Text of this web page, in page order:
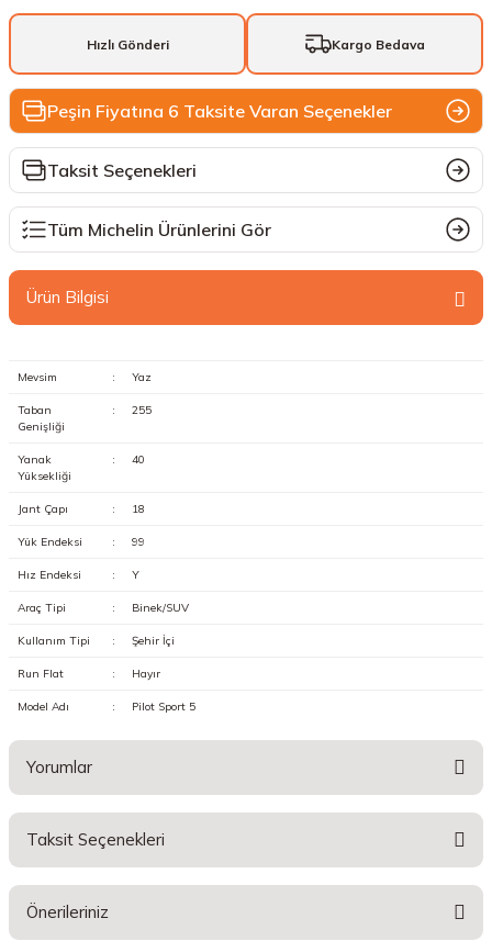
Hızlı Gönderi Kargo Bedava
Peşin Fiyatına 6 Taksite Varan Seçenekler
Taksit Seçenekleri
Tüm Michelin Ürünlerini Gör
Ürün Bilgisi
Mevsim : Yaz
Taban
Genişliği
: 255
Yanak
Yüksekliği
: 40
Jant Çapı : 18
Yük Endeksi : 99
Hız Endeksi : Y
Araç Tipi : Binek/SUV
Kullanım Tipi : Şehir İçi
Run Flat : Hayır
Model Adı : Pilot Sport 5
Yorumlar
Taksit Seçenekleri
Önerileriniz